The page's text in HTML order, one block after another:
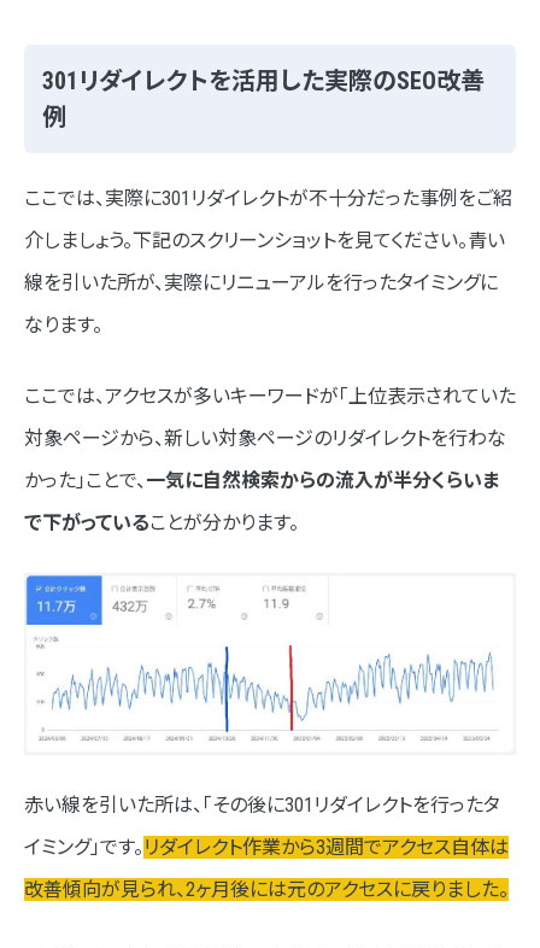
301リダイレクトを活用した実際のSEO改善
例
ここでは、実際に301リダイレクトが不十分だった事例をご紹
介しましょう。下記のスクリーンショットを見てください。青い
線を引いた所が、実際にリニューアルを行ったタイミングに
なります。
ここでは、アクセスが多いキーワードが「上位表示されていた
対象ページから、新しい対象ページのリダイレクトを行わな
かった」ことで、 一気に自然検索からの流入が半分くらいま
で下がっていることが分かります。
赤い線を引いた所は、「その後に301リダイレクトを行ったタ
イミング」です。 リダイレクト作業から3週間でアクセス自体は
改善傾向が見られ、2ヶ月後には元のアクセスに戻りました。